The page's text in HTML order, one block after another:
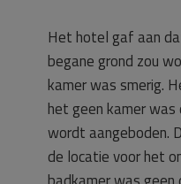
Het hotel gaf aan
begane grond zou
kamer was smerig.
het geen kamer was
wordt aangeboden.
de locatie voor het